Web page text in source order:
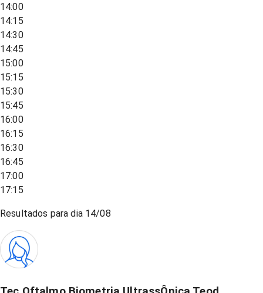
14:00
14:15
14:30
14:45
15:00
15:15
15:30
15:45
16:00
16:15
16:30
16:45
17:00
17:15
Resultados para dia 14/08